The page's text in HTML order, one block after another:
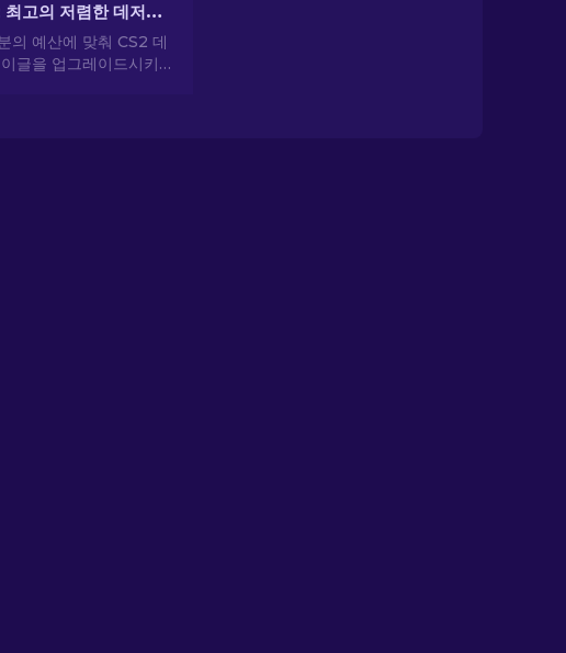
CS2 최고의 저렴한 데저트 이글 스킨
의 예산에 맞춰 CS2 데
글을 업그레이드시키세